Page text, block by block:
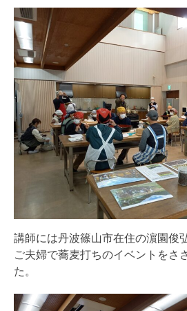
講師には丹波篠山市在住の濵園俊
ご夫婦で蕎麦打ちのイベントをさ
た。